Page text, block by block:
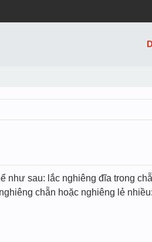
sau: lắc nghiêng đĩa trong
chẵn hoặc nghiêng lẻ nhiều: